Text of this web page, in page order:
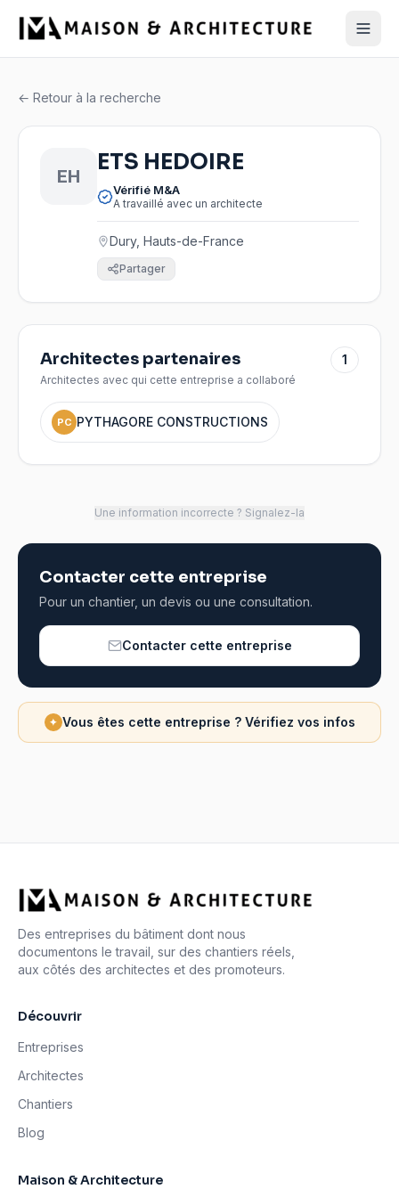
← Retour à la recherche
EH
ETS HEDOIRE
Vérifié M&A
A travaillé avec un architecte
Dury, Hauts-de-France
Partager
Architectes partenaires
Architectes avec qui cette entreprise a collaboré
1
PC PYTHAGORE CONSTRUCTIONS
Une information incorrecte ? Signalez-la
Contacter cette entreprise
Pour un chantier, un devis ou une consultation.
Contacter cette entreprise
✦ Vous êtes cette entreprise ? Vérifiez vos infos
Des entreprises du bâtiment dont nous
documentons le travail, sur des chantiers réels,
aux côtés des architectes et des promoteurs.
Découvrir
Entreprises
Architectes
Chantiers
Blog
Maison & Architecture